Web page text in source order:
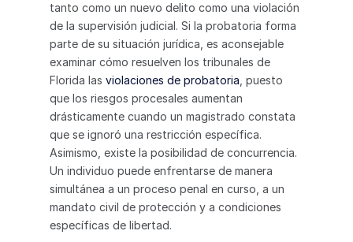
tanto como un nuevo delito como una violación
de la supervisión judicial. Si la probatoria forma
parte de su situación jurídica, es aconsejable
examinar cómo resuelven los tribunales de
Florida las violaciones de probatoria , puesto
que los riesgos procesales aumentan
drásticamente cuando un magistrado constata
que se ignoró una restricción específica.
Asimismo, existe la posibilidad de concurrencia.
Un individuo puede enfrentarse de manera
simultánea a un proceso penal en curso, a un
mandato civil de protección y a condiciones
específicas de libertad.